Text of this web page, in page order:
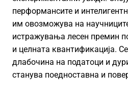
перформансите и
им овозможува на
истражувања лесен премин
и целната квантификација.
длабочина на податоци и
станува поедноставна и